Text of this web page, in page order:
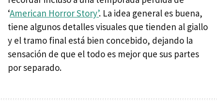
‘American Horror Story’. La idea general es buena,
tiene algunos detalles visuales que tienden al giallo
y el tramo final está bien concebido, dejando la
sensación de que el todo es mejor que sus partes
por separado.